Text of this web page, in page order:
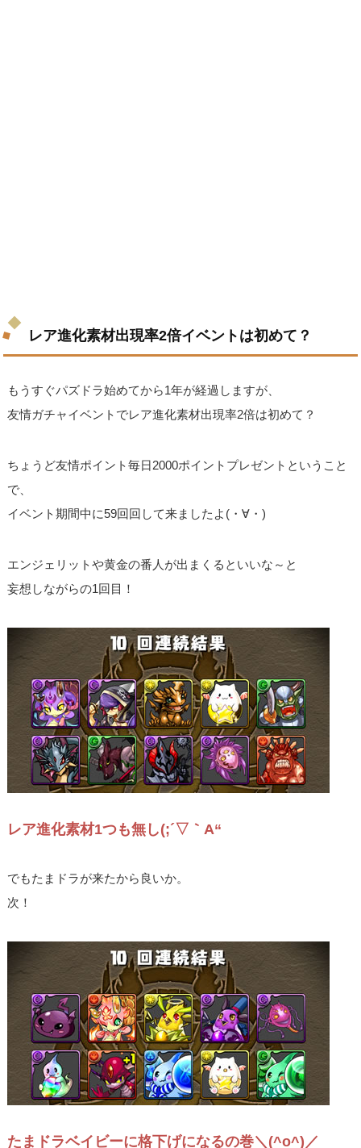
レア進化素材出現率2倍イベントは初めて？
もうすぐパズドラ始めてから1年が経過しますが、
友情ガチャイベントでレア進化素材出現率2倍は初めて？
ちょうど友情ポイント毎日2000ポイントプレゼントということ
で、
イベント期間中に59回回して来ましたよ(・∀・)
エンジェリットや黄金の番人が出まくるといいな～と
妄想しながらの1回目！
レア進化素材1つも無し(;´▽｀A“
でもたまドラが来たから良いか。
次！
たまドラベイビーに格下げになるの巻＼(^o^)／